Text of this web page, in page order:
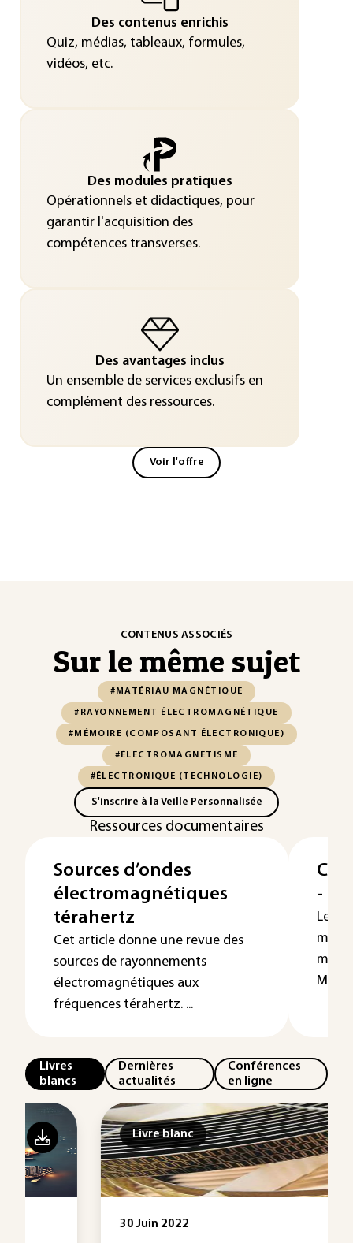
Des contenus enrichis
Quiz, médias, tableaux, formules,
vidéos, etc.
Des modules pratiques
Opérationnels et didactiques, pour
garantir l'acquisition des
compétences transverses.
Des avantages inclus
Un ensemble de services exclusifs en
complément des ressources.
Voir l'offre
CONTENUS ASSOCIÉS
Sur le même sujet
#MATÉRIAU MAGNÉTIQUE
#RAYONNEMENT ÉLECTROMAGNÉTIQUE
#MÉMOIRE (COMPOSANT ÉLECTRONIQUE)
#ÉLECTROMAGNÉTISME
#ÉLECTRONIQUE (TECHNOLOGIE)
S'inscrire à la Veille Personnalisée
Ressources documentaires
Sources d’ondes
électromagnétiques
térahertz
Cet article donne une revue des
sources de rayonnements
électromagnétiques aux
fréquences térahertz. ...
-
Le
Livres
blancs
Dernières
actualités
Conférences
en ligne
Livre blanc
30 Juin 2022